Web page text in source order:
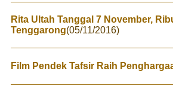
Rita Ultah Tanggal 7 November,
Tenggarong(05/11/2016)
Film Pendek Tafsir Raih